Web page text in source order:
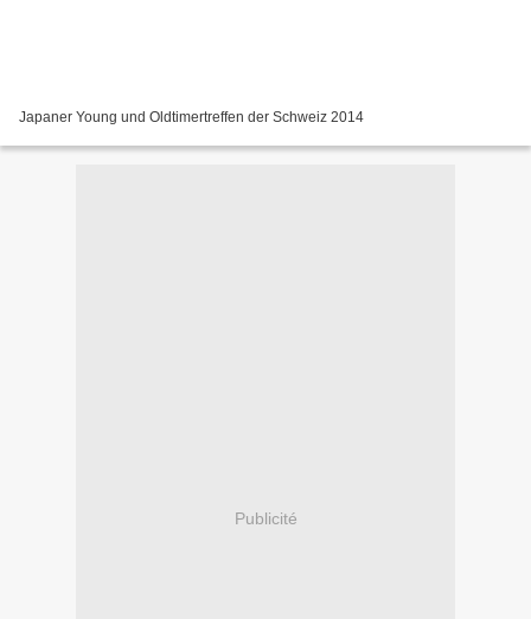
Japaner Young und Oldtimertreffen der Schweiz 2014
Publicité